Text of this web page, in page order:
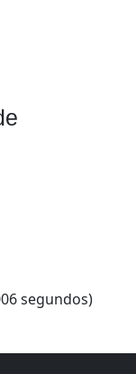
segundos)